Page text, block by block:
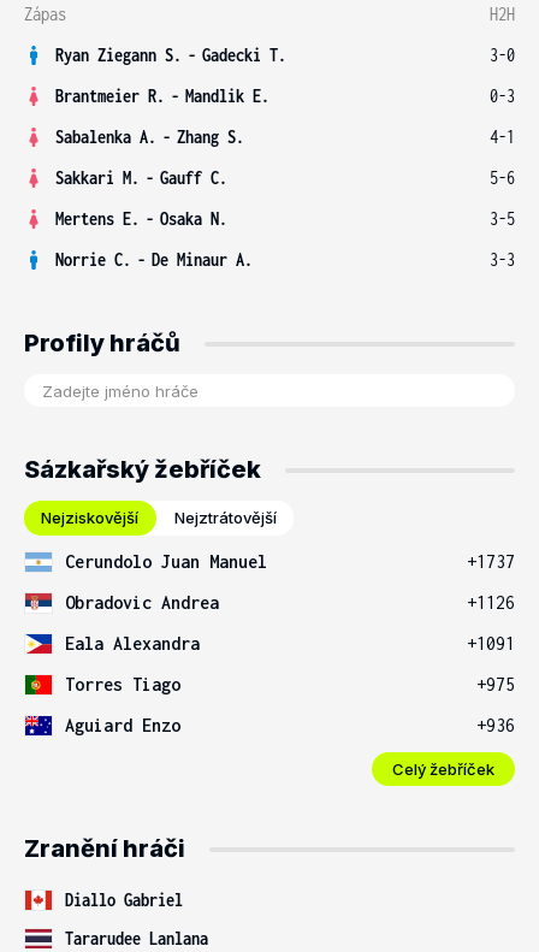
Zápas
H2H
Ryan Ziegann S. - Gadecki T.
3-0
Brantmeier R. - Mandlik E.
0-3
Sabalenka A. - Zhang S.
4-1
Sakkari M. - Gauff C.
5-6
Mertens E. - Osaka N.
3-5
Norrie C. - De Minaur A. 3-3
Profily hráčů
Sázkařský žebříček
Nejziskovější Nejztrátovější
Cerundolo Juan Manuel
+1737
Obradovic Andrea
+1126
Eala Alexandra
+1091
Torres Tiago
+975
Aguiard Enzo
+936
Celý žebříček
Zranění hráči
Diallo Gabriel
Tararudee Lanlana